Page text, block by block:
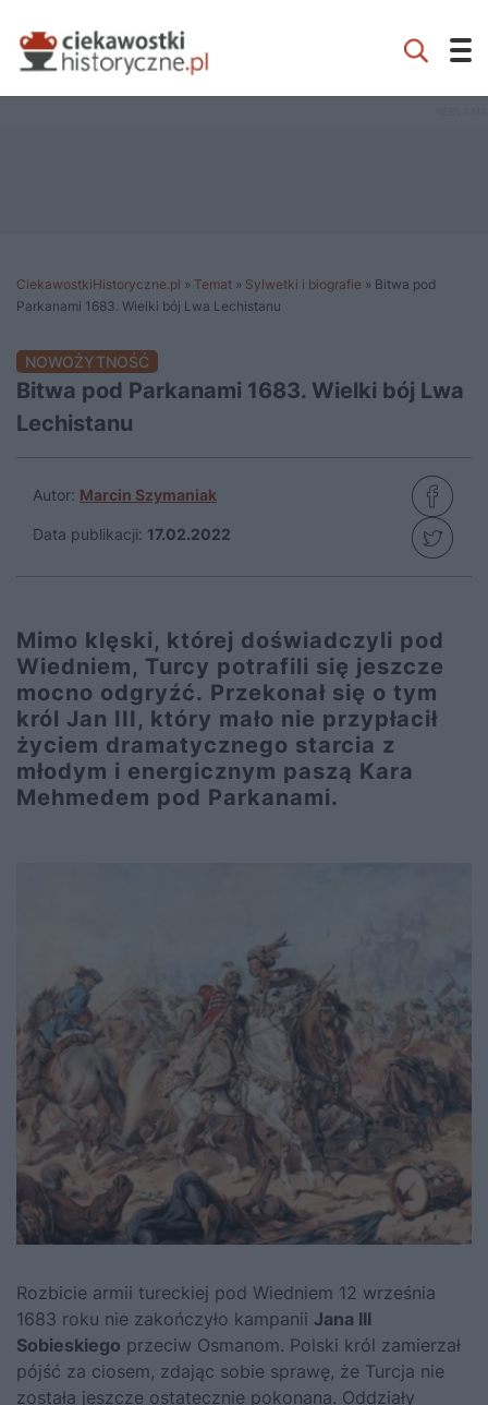
CiekawostkiHistoryczne.pl » Temat » Sylwetki i biografie » Bitwa pod
Parkanami 1683. Wielki bój Lwa Lechistanu
NOWOŻYTNOŚĆ
Bitwa pod Parkanami 1683. Wielki bój Lwa
Lechistanu
Autor: Marcin Szymaniak
Data publikacji: 17.02.2022
Mimo klęski, której doświadczyli pod
Wiedniem, Turcy potrafili się jeszcze
mocno odgryźć. Przekonał się o tym
król Jan III, który mało nie przypłacił
życiem dramatycznego starcia z
młodym i energicznym paszą Kara
Mehmedem pod Parkanami.
Rozbicie armii tureckiej pod Wiedniem 12 września
1683 roku nie zakończyło kampanii Jana III
Sobieskiego przeciw Osmanom. Polski król zamierzał
pójść za ciosem, zdając sobie sprawę, że Turcja nie
została jeszcze ostatecznie pokonana. Oddziały